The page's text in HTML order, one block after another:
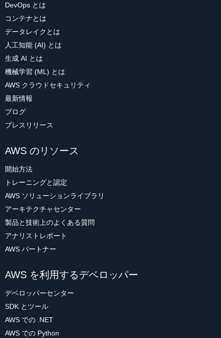
DevOps とは
コンテナとは
データレイクとは
人工知能 (AI) とは
生成 AI とは
機械学習 (ML) とは
AWS クラウドセキュリティ
最新情報
ブログ
プレスリリース
AWS のリソース
開始方法
トレーニングと認定
AWS ソリューションライブラリ
アーキテクチャセンター
製品と技術上のよくある質問
アナリストレポート
AWS パートナー
AWS を利用するデベロッパー
デベロッパーセンター
SDK とツール
AWS での .NET
AWS での Python